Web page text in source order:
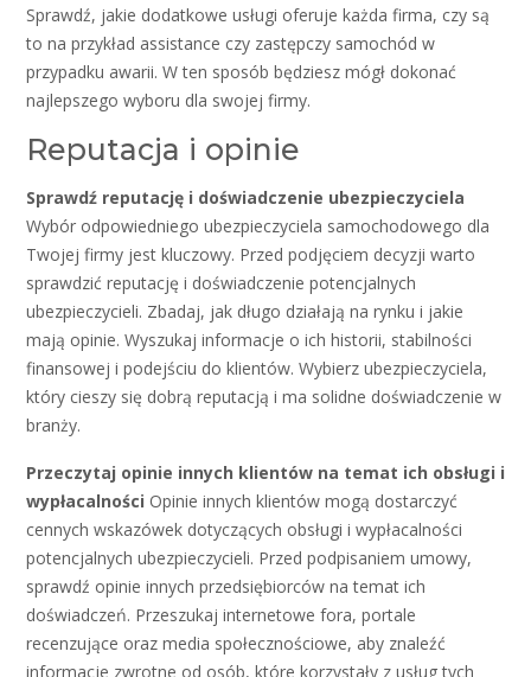
Sprawdź, jakie dodatkowe usługi oferuje każda firma, czy są
to na przykład assistance czy zastępczy samochód w
przypadku awarii. W ten sposób będziesz mógł dokonać
najlepszego wyboru dla swojej firmy.
Reputacja i opinie
Sprawdź reputację i doświadczenie ubezpieczyciela
Wybór odpowiedniego ubezpieczyciela samochodowego dla
Twojej firmy jest kluczowy. Przed podjęciem decyzji warto
sprawdzić reputację i doświadczenie potencjalnych
ubezpieczycieli. Zbadaj, jak długo działają na rynku i jakie
mają opinie. Wyszukaj informacje o ich historii, stabilności
finansowej i podejściu do klientów. Wybierz ubezpieczyciela,
który cieszy się dobrą reputacją i ma solidne doświadczenie w
branży.
Przeczytaj opinie innych klientów na temat ich obsługi i
wypłacalności Opinie innych klientów mogą dostarczyć
cennych wskazówek dotyczących obsługi i wypłacalności
potencjalnych ubezpieczycieli. Przed podpisaniem umowy,
sprawdź opinie innych przedsiębiorców na temat ich
doświadczeń. Przeszukaj internetowe fora, portale
recenzujące oraz media społecznościowe, aby znaleźć
informacje zwrotne od osób, które korzystały z usług tych